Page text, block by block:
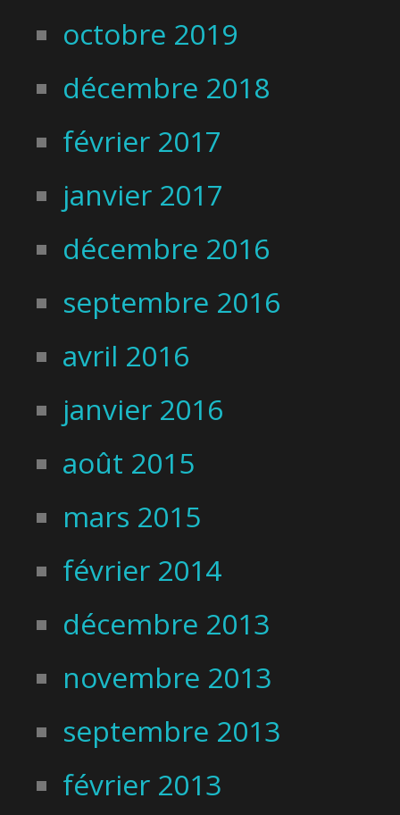
octobre 2019
décembre 2018
février 2017
janvier 2017
décembre 2016
septembre 2016
avril 2016
janvier 2016
août 2015
mars 2015
février 2014
décembre 2013
novembre 2013
septembre 2013
février 2013